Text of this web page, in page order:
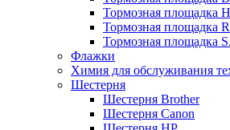
Тормозная площадка
Тормозная площадка
Тормозная площадка
Флажки
Химия для обслуживания
Шестерня
Шестерня Brother
Шестерня Canon